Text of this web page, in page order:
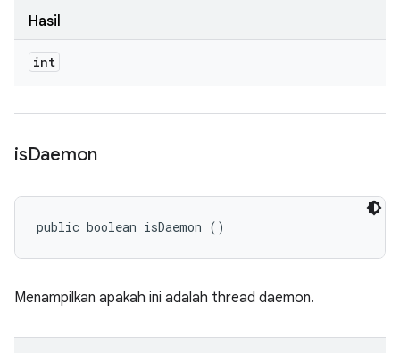
Hasil
int
isDaemon
public boolean isDaemon ()
Menampilkan apakah ini adalah thread daemon.